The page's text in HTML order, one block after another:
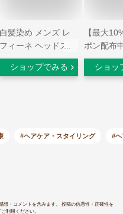
白髪染め メンズ レ
フィーネ ヘッドスパ
トリートメント カラ
ー 140g R2 + 薬用
ートメント ヘアカラ
ショップでみる
【最大
ポン配布
め メンズ
ヘアカラ
ートメン
ショッ
#ヘアケア・スタイリング #ヘ
想・コメントを含みます。 投稿の信憑性・正確性を
利用ください。